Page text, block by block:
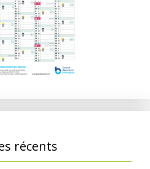
récents